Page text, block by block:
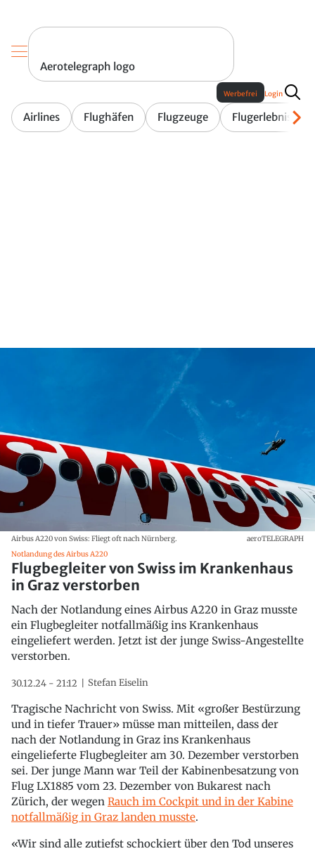
Aerotelegraph logo
Airlines Flughäfen Flugzeuge Flugerlebnis
Werbefrei Login
Airbus A220 von Swiss: Fliegt oft nach Nürnberg.
aeroTELEGRAPH
Notlandung des Airbus A220
Flugbegleiter von Swiss im Krankenhaus
in Graz verstorben
Nach der Notlandung eines Airbus A220 in Graz musste
ein Flugbegleiter notfallmäßig ins Krankenhaus
eingeliefert werden. Jetzt ist der junge Swiss-Angestellte
verstorben.
30.12.24 - 21:12 Stefan Eiselin
Tragische Nachricht von Swiss. Mit «großer Bestürzung
und in tiefer Trauer» müsse man mitteilen, dass der
nach der Notlandung in Graz ins Krankenhaus
eingelieferte Flugbegleiter am 30. Dezember verstorben
sei. Der junge Mann war Teil der Kabinenbesatzung von
Flug LX1885 vom 23. Dezember von Bukarest nach
Zürich, der wegen Rauch im Cockpit und in der Kabine
notfallmäßig in Graz landen musste.
«Wir sind alle zutiefst schockiert über den Tod unseres